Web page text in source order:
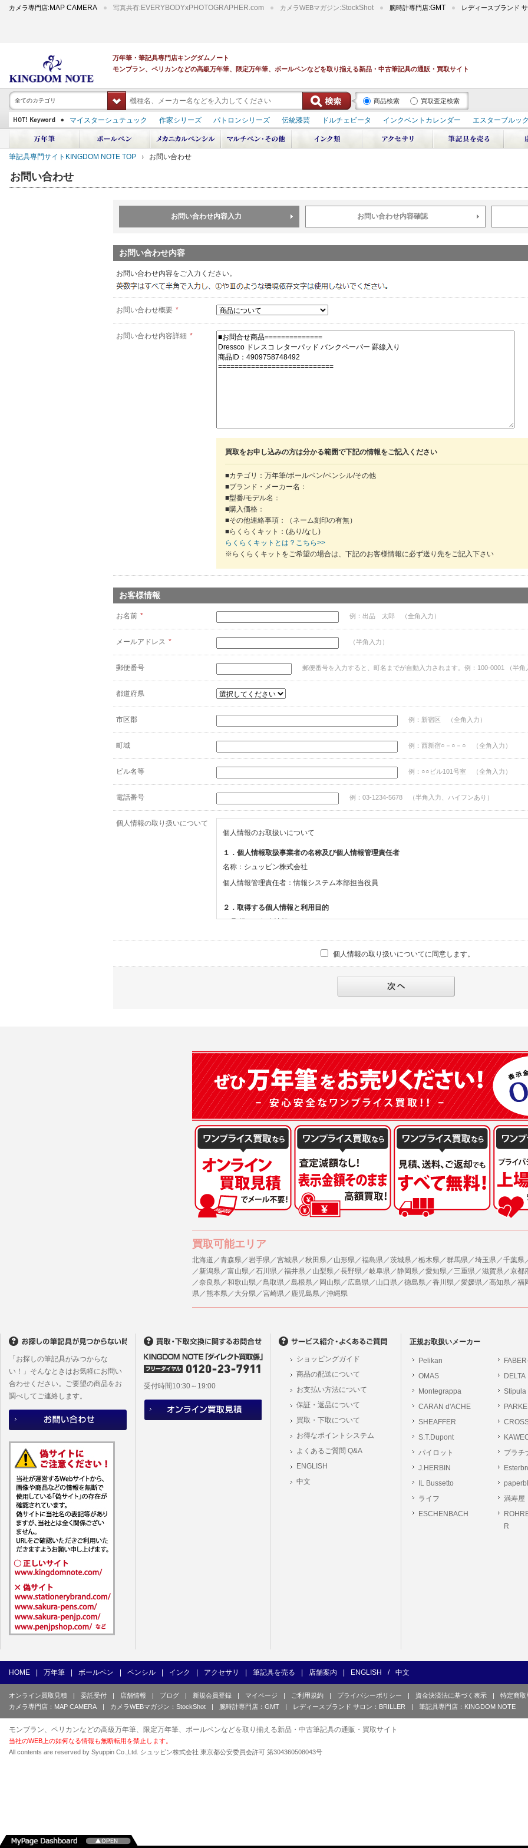
カメラ専門店: MAP CAMERA 写真共有: EVERYBODYxPHOTOGRAPHER.com カメラWEBマガジン:StockShot 腕時計専門店:GMT レディースブランド
万年筆・筆記具専門店キングダムノート
モンブラン、ペリカンなどの高級万年筆、限定万年筆、ボールペンなどを取り揃える新品・中古筆記具の通販・買取サイト
全てのカテゴリ 商品検索 買取査定検索
マイスターシュテュック 作家シリーズ パトロンシリーズ 伝統漆芸 ドルチェビータ インクベントカレンダー
エスターブルッ
スーベレーン
PILOT 蒔絵 ダイアミン ボトルインク デュポン スペース オデッセイ 輪島屋善仁 深海 エテルニタ･アヴァンティ
中屋万年筆
プラチナ 出雲 キングダムノート別注 アルマンドシモーニクラブ ペリカン オーシャンスワール 源氏物語 作家シリーズ
パトロンシリ
筆記具専門サイトKINGDOM NOTE TOP お問い合わせ
お問い合わせ
お問い合わせ内容入力 お問い合わせ内容確認
お問い合わせ内容
お問い合わせ内容をご入力ください。
お問い合わせ概要 *
お問い合わせ内容詳細 *
買取をお申し込みの方は分かる範囲で下記の情報をご記入ください
■カテゴリ：万年筆/ボールペン/ペンシル/その他
■ブランド・メーカー名：
■型番/モデル名：
■購入価格：
■その他連絡事項：（ネーム刻印の有無）
■らくらくキット：(あり/なし)
らくらくキットとは？こちら>>
※らくらくキットをご希望の場合は、下記のお客様情報に必ず送り先をご記入下さい
お客様情報
お名前 * 例：出品 太郎 （全角入力）
メールアドレス * （半角入力）
郵便番号 郵便番号を入力すると、町名までが自動入力されます。例：100-0001 （半角
都道府県
市区郡 例：新宿区 （全角入力）
町域 例：西新宿○－○－○ （全角入力）
ビル名等 例：○○ビル101号室 （全角入力）
電話番号 例：03-1234-5678 （半角入力、ハイフンあり）
個人情報の取り扱いについて
個人情報のお取扱いについて
１．個人情報取扱事業者の名称及び個人情報管理責任者
名称：シュッピン株式会社
個人情報管理責任者：情報システム本部担当役員
２．取得する個人情報と利用目的
(1)取得する個人情報
・お問合せへの対応のため
(2)法令等により開示を求められた場合。
(3)ご本人または公衆の生命、身体又は財産の保護のために必要がある場合であって、本人の同
(4)国の機関若しくは地方公共団体又はその委託を受けた者が法令の定める事務を遂行すること
本人の同意を得ることにより当該事務の遂行に支障を及ぼすおそれがあるとき。
(5)業務を円滑に進めるために、外部業者に個人データの一部又は全部の処理を委託する場合（
の安全管理が図られるように、委託先に対する必要かつ適切な監督を行ないます）。
当社への個人情報の提供はお客様の任意ですが、必要な個人情報をご提供いただけない場合、
ますのでご了承下さい。
５．ご本人が容易に知覚できない方法による個人情報の取得
当社ホームページでは、利用者が当社ホームページに再訪問される際、より便利に当社ホーム
また利用者の統計的分析のため、または掲載された広告にクッキーを使用する場合があります。
６．個人情報に関するお問合せ対応
(1)当社は、当社の保有する個人データに関し、ご本人から利用目的の通知，開示，内容の訂正
者への提供の停止の請求などがあれば、ご本人の確認をさせていただいた上で、速やかに対応
するご質問、ご相談にも対応いたします。尚、シュッピン会員のお客様は、当社が保有する個
があります。
シュッピン株式会
個人情報の取り扱いについてに同意します。
買取可能エリア
北海道／青森県／岩手県／宮城県／秋田県／山形県／福島県／茨城県／栃木県／群馬県／埼玉県／千葉県
／新潟県／富山県／石川県／福井県／山梨県／長野県／岐阜県／静岡県／愛知県／三重県／滋賀県／京都
／奈良県／和歌山県／鳥取県／島根県／岡山県／広島県／山口県／徳島県／香川県／愛媛県／高知県／福
県／熊本県／大分県／宮崎県／鹿児島県／沖縄県
正規お取扱いメーカー
Pelikan
OMAS
DELTA
Montegrappa
Stipula
CARAN d'ACHE
SHEAFFER
S.T.Dupont
パイロット
プラチ
J.HERBIN
IL Bussetto
ライフ
満寿屋
ESCHENBACH
R
「お探しの筆記具がみつからな
い！」そんなときはお気軽にお問い
合わせください。ご要望の商品をお
調べしてご連絡します。
受付時間10:30～19:00
ショッピングガイド
商品の配送について
お支払い方法について
保証・返品について
買取・下取について
お得なポイントシステム
よくあるご質問 Q&A
ENGLISH
中文
HOME 万年筆 ボールペン ペンシル インク アクセサリ 筆記具を売る 店舗案内 ENGLISH / 中文
オンライン買取見積 | 委託受付 | 店舗情報 | ブログ | 新規会員登録 | マイページ | ご利用規約 | プライバシーポリシー | 資金決済法に基づく表示 |
特定商取
カメラ専門店：MAP CAMERA
| カメラWEBマガジン：StockShot | 腕時計専門店：GMT | レディースブランド サロン：BRILLER | 筆記具専門店：KINGDOM NOTE
モンブラン、ペリカンなどの高級万年筆、限定万年筆、ボールペンなどを取り揃える新品・中古筆記具の通販・買取サイト
当社のWEB上の如何なる情報も無断転用を禁止します。
All contents are reserved by Syuppin Co.,Ltd. シュッピン株式会社 東京都公安委員会許可 第304360508043号